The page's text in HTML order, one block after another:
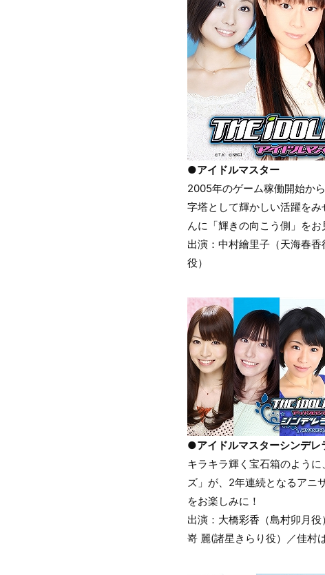
●アイドルマスター
2005年のゲーム稼働開始か
字塔として輝かしい活躍を
んに「輝きの向こう側」をお
出演：中村繪里子（天海春
役）
●アイドルマスターシンデレ
キラキラ輝く宝石箱のよう
ズ」が、2年連続となるアニ
をお楽しみに！
出演：大橋彩香（島村卯月
嵜 麗(諸星きらり役）／佳村